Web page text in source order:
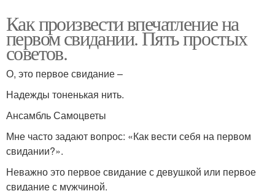
Как произвести впечатление на
первом свидании. Пять простых
советов.
О, это первое свидание –
Надежды тоненькая нить.
Ансамбль Самоцветы
Мне часто задают вопрос: «Как вести себя на первом
свидании?».
Неважно это первое свидание с девушкой или первое
свидание с мужчиной.